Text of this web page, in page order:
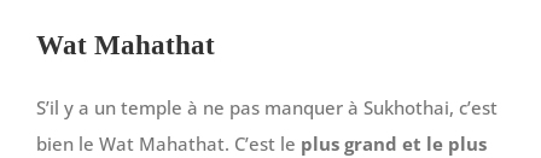
Wat Mahathat
S’il y a un temple à ne pas manquer à Sukhothai, c’est
bien le Wat Mahathat. C’est le plus grand et le plus